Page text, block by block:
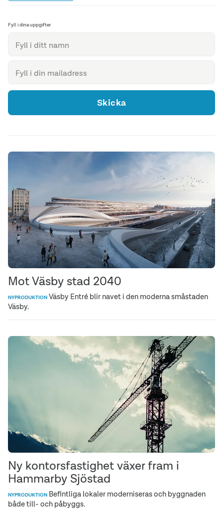
Fyll i dina uppgifter
Skicka
Mot Väsby stad 2040
NYPRODUKTION Väsby Entré blir navet i den moderna småstaden
Väsby.
Ny kontorsfastighet växer fram i
Hammarby Sjöstad
NYPRODUKTION Befintliga lokaler moderniseras och byggnaden
både till- och påbyggs.